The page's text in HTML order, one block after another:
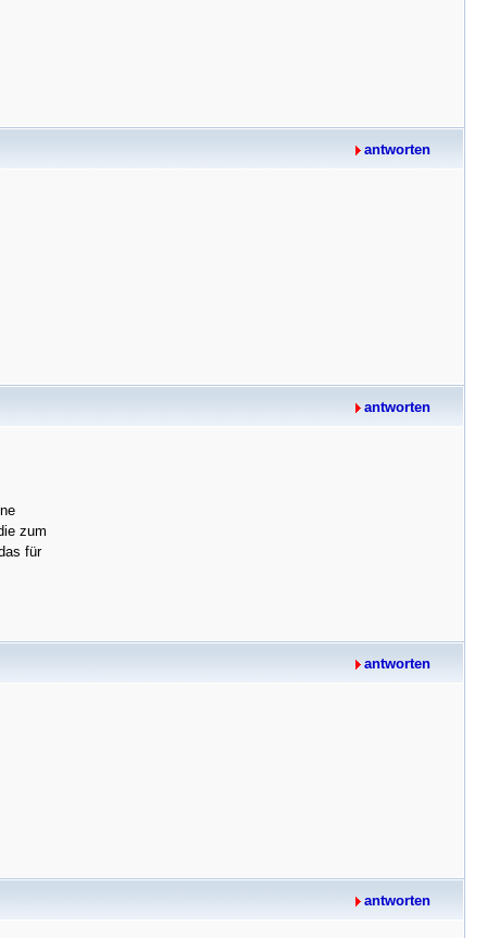
antworten
antworten
zum
für
antworten
antworten